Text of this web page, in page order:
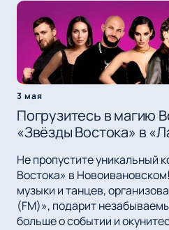
3 мая
Погрузитесь в магию
«Звёзды Востока» в
Не пропустите уникальный
Востока» в
музыки и танцев,
(FM)», подарит
больше о событии и